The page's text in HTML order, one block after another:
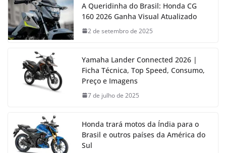
A Queridinha do Brasil: Honda CG
160 2026 Ganha Visual Atualizado
2 de setembro de 2025
Yamaha Lander Connected 2026 |
Ficha Técnica, Top Speed, Consumo,
Preço e Imagens
7 de julho de 2025
Honda trará motos da Índia para o
Brasil e outros países da América do
Sul